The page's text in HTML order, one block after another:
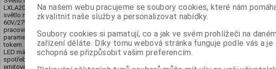
LXLA202 9/60V 27W Geti led
světlo na pracovní stroje 9-
60V/27W, LXLA20. Univerzální
pracovní lampa se skvělými
parametry a širokým světelným
tokem. Díky použití technologie
LED má lampa velmi dobrý poměr
spotřeby energie k množství
emitovaného světla. 9 LED diod je
Na našem webu pracujeme se soubory cookies, které nám
zkvalitnit naše služby a personalizovat nabídky.
Soubory cookies si pamatují, co a jak ve svém prohlížeči na
zařízení děláte. Díky tomu webová stránka funguje podle vás a je
schopná se přizpůsobit vašim preferencím.